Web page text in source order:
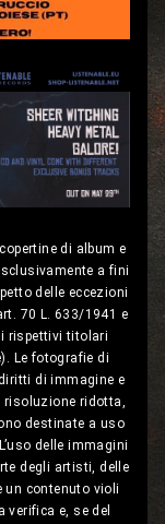
di album e
a fini
delle eccezioni
70 L. 633/1941 e
rispettivi titolari
Le fotografie di
di immagine e
ridotta,
destinate a uso
delle immagini
degli artisti, delle
un contenuto violi
e, se del